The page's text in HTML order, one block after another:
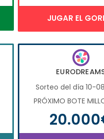
JUGAR EL
Sorteo del día 10-
PRÓXIMO BOTE